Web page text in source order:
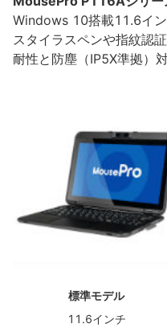
Windows 10搭載11.6イ
スタイラスペンや指紋認
耐性と防塵（IP5X準拠）
標準モデル
11.6インチ